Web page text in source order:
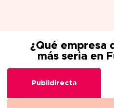
¿Qué empresa
más seria en
Publidirecta